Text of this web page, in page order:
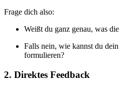
Frage dich also:
Weißt du ganz genau, was
Falls nein, wie kannst du
formulieren?
2. Direktes Feedback